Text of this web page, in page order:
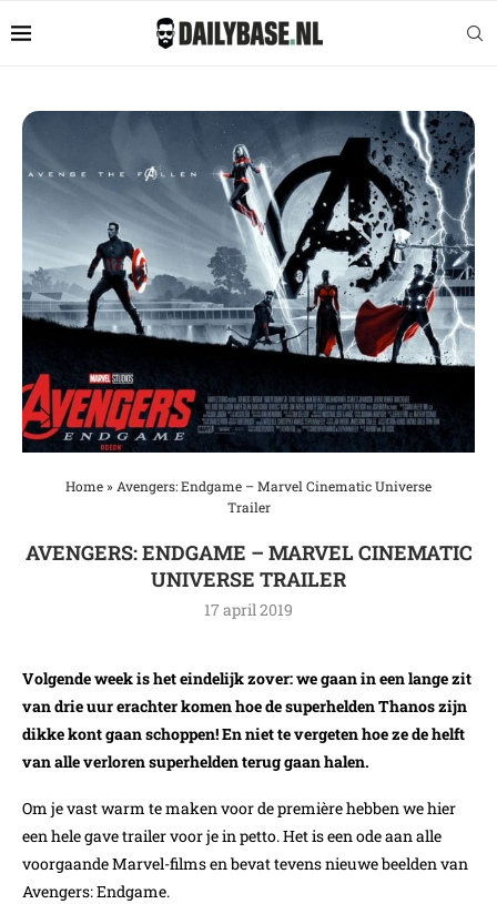
Home» Avengers: Endgame – Marvel Cinematic Universe
Trailer
AVENGERS: ENDGAME – MARVEL CINEMATIC
UNIVERSE TRAILER
17 april 2019
Volgende week is het eindelijk zover: we gaan in een lange zit
van drie uur erachter komen hoe de superhelden Thanos zijn
dikke kont gaan schoppen! En niet te vergeten hoe ze de helft
van alle verloren superhelden terug gaan halen.
Om je vast warm te maken voor de première hebben we hier
een hele gave trailer voor je in petto. Het is een ode aan alle
voorgaande Marvel-films en bevat tevens nieuwe beelden van
Avengers: Endgame.